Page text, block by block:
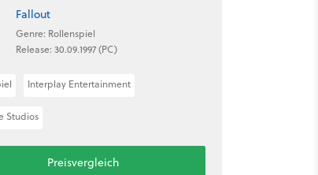
Fallout
Genre: Rollenspiel
Release: 30.09.1997 (PC)
Interplay Entertainment
Studios
Preisvergleich